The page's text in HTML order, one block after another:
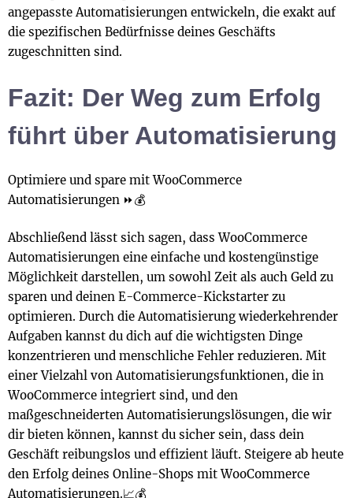
angepasste Automatisierungen entwickeln, die exakt auf
die spezifischen Bedürfnisse deines Geschäfts
zugeschnitten sind.
Fazit: Der Weg zum Erfolg
führt über Automatisierung
Optimiere und spare mit WooCommerce
Automatisierungen ⏩💰
Abschließend lässt sich sagen, dass WooCommerce
Automatisierungen eine einfache und kostengünstige
Möglichkeit darstellen, um sowohl Zeit als auch Geld zu
sparen und deinen E-Commerce-Kickstarter zu
optimieren. Durch die Automatisierung wiederkehrender
Aufgaben kannst du dich auf die wichtigsten Dinge
konzentrieren und menschliche Fehler reduzieren. Mit
einer Vielzahl von Automatisierungsfunktionen, die in
WooCommerce integriert sind, und den
maßgeschneiderten Automatisierungslösungen, die wir
dir bieten können, kannst du sicher sein, dass dein
Geschäft reibungslos und effizient läuft. Steigere ab heute
den Erfolg deines Online-Shops mit WooCommerce
Automatisierungen.📈💰